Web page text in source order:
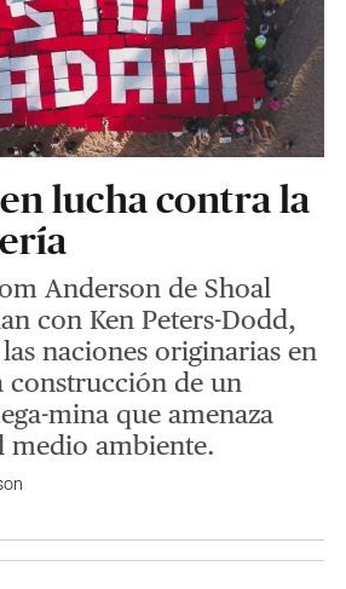
lucha contra la
Anderson de Shoal
con Ken Peters-Dodd,
naciones originarias en
construcción de un
mina que amenaza
medio ambiente.